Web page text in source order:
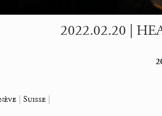
2022.02.20 |
|Suisse |